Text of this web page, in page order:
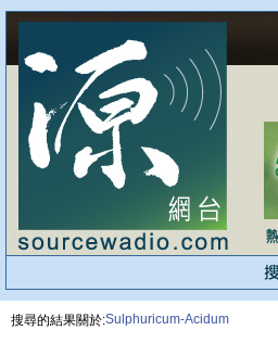
搜尋的結果關於:Sulphuricum-Acidum